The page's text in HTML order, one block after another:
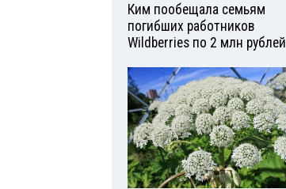
Ким пообещала семьям
погибших работников
Wildberries по 2 млн рублей